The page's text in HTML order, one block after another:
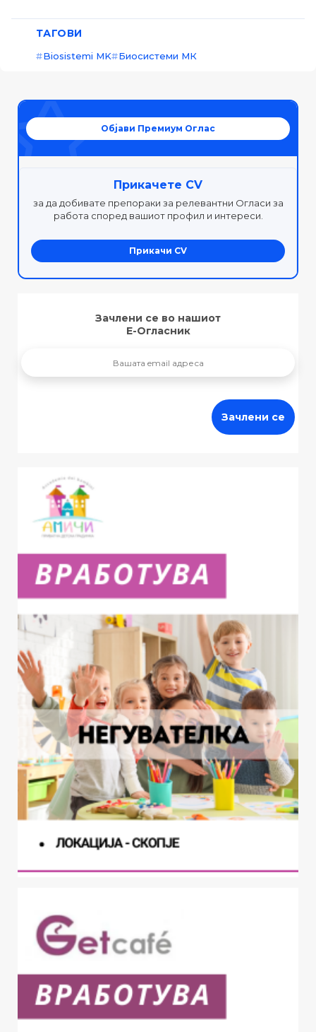
ТАГОВИ
Biosistemi MK Биосистеми МК
Објави Премиум Оглас
Прикачете CV
за да добивате препораки за релевантни Огласи за
работа според вашиот профил и интереси.
Прикачи CV
Зачлени се во нашиот
Е-Огласник